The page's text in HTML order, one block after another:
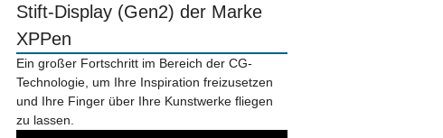
Stift-Display (Gen2) der Marke
XPPen
Ein großer Fortschritt im Bereich der CG-
Technologie, um Ihre Inspiration freizusetzen
und Ihre Finger über Ihre Kunstwerke fliegen
zu lassen.